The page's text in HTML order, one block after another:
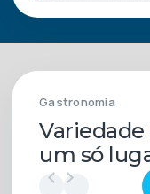
Gastronomia
Variedade
um só